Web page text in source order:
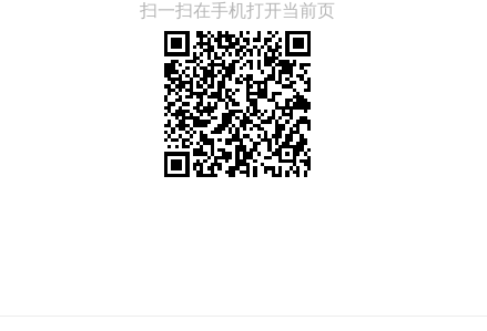
扫一扫在手机打开当前页